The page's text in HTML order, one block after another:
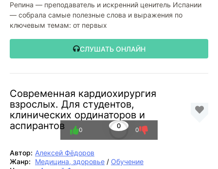
Репина — преподаватель и искренний ценитель Испании
— собрала самые полезные слова и выражения по
ключевым темам: от первых
СЛУШАТЬ ОНЛАЙН
Современная кардиохирургия
взрослых. Для студентов,
клинических ординаторов и
аспирантов
0
0 0
Автор: Алексей Фёдоров
Жанр:
Медицина, здоровье / Обучение